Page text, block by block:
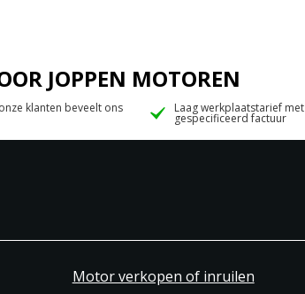
JOPPEN MOTOREN
klanten beveelt ons Laag werkplaatstarief met
gespecificeerd factuur
Motor verkopen of inruilen